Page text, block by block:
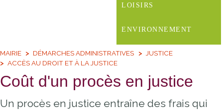
LOISIRS
ENVIRONNEMENT
MAIRIE DÉMARCHES ADMINISTRATIVES
JUSTICE
ACCÈS AU DROIT ET À LA JUSTICE
Coût d'un procès en justice
Un procès en justice entraîne des frais qui